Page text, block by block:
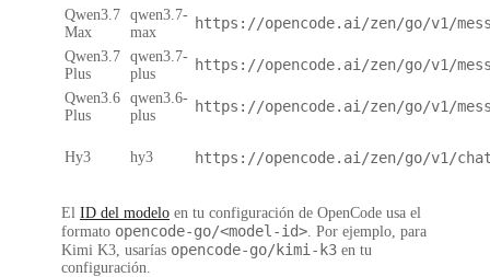
Qwen3.7
Max
qwen3.7-
max
https://opencode.ai/zen/go/v1/
Qwen3.7
Plus
qwen3.7-
plus
https://opencode.ai/zen/go/v1/
Qwen3.6
Plus
qwen3.6-
plus
https://opencode.ai/zen/go/v1/
Hy3 hy3 https://opencode.ai/zen/go/v1/
El ID del modelo en tu configuración de OpenCode usa el
formato opencode-go/<model-id> . Por ejemplo, para
Kimi K3, usarías opencode-go/kimi-k3 en tu
configuración.